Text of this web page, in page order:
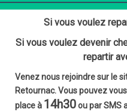
Si vous voulez
Si vous voulez devenir
repartir
Venez nous rejoindre sur le
Retournac.Vouspouvezvous
placeà 14h30ouparSMS